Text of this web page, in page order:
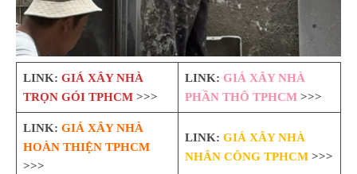
LINK: GIÁ XÂY NHÀ
TRỌN GÓI TPHCM>>>
LINK: GIÁ XÂY NHÀ
PHẦN THÔ TPHCM>>>
LINK: GIÁ XÂY NHÀ
HOÀN THIỆN TPHCM
>>>
LINK: GIÁ XÂY NHÀ
NHÂN CÔNG TPHCM>>>